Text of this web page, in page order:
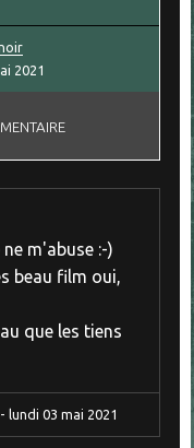
2021
m'abuse :-)
beau film oui,
que les tiens
- lundi 03 mai 2021